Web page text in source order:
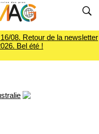
08. Retour de la newsletter
Bel été !